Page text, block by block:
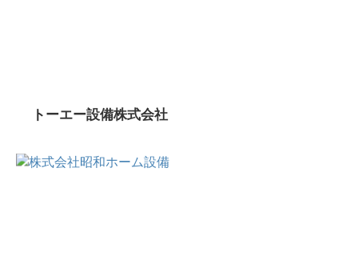
トーエー設備株式会社